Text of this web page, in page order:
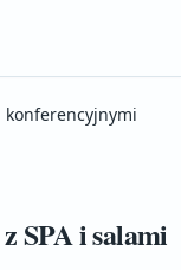
konferencyjnymi
SPA i salami